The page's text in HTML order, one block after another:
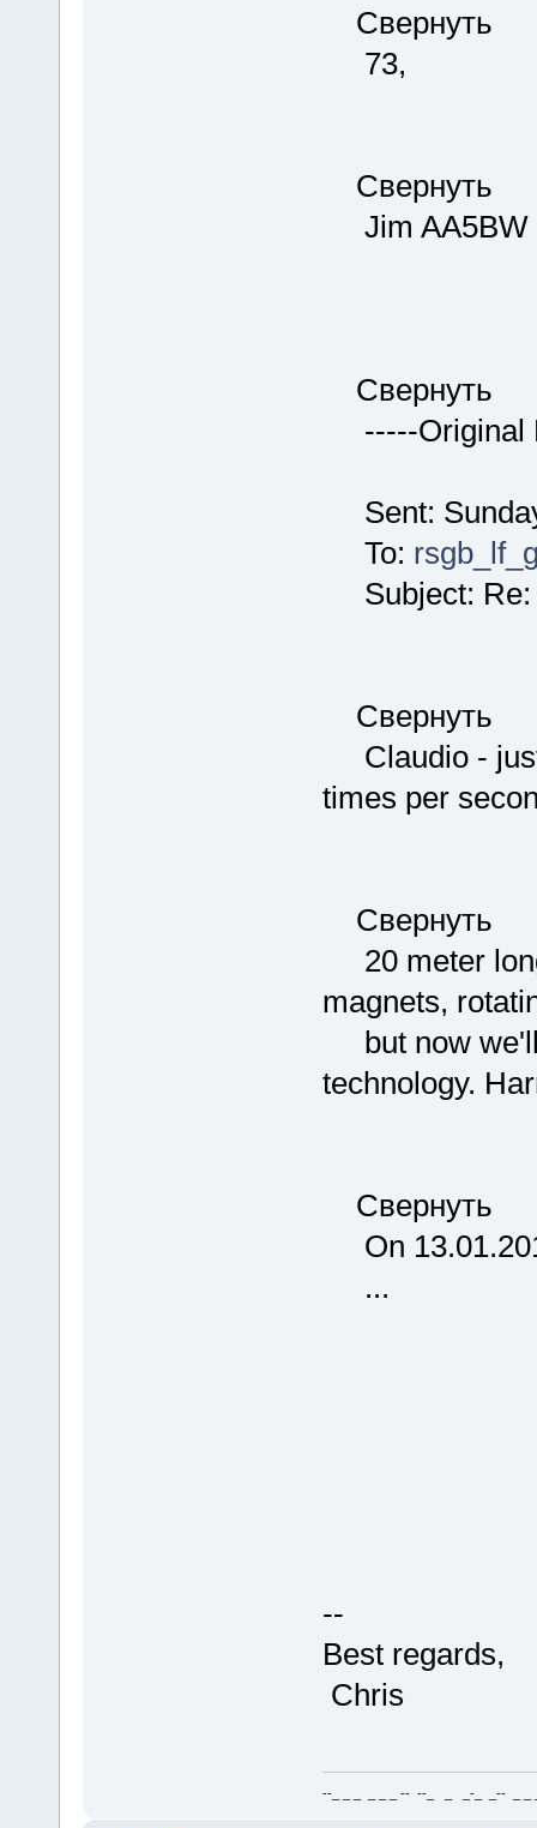
Свернуть
73,
Свернуть
Jim AA5BW
Свернуть
-----Original
Sent:
To:
Subject: Re:
Свернуть
Claudio - just
times per
Свернуть
20 meter
magnets,
but now we'll
technology.
Свернуть
On
...
--
Best regards,
Chris
--_ _ _ _ _ _ -- --_ _ _-_ _-- _ _